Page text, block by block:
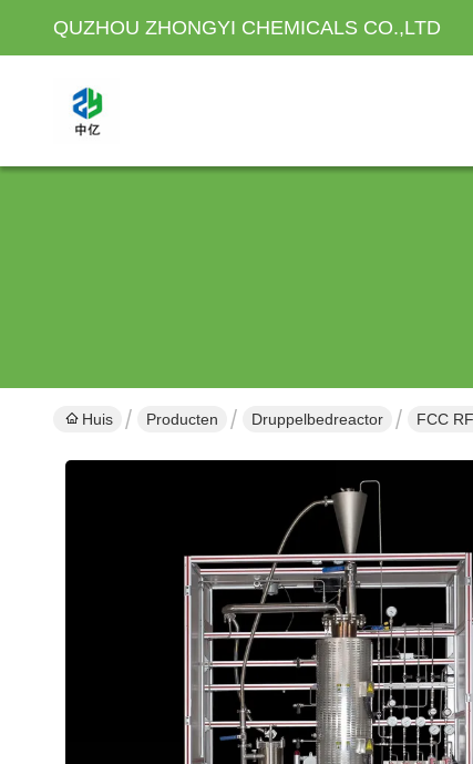
QUZHOU ZHONGYI CHEMICALS CO.,LTD
Huis Producten Druppelbedreactor FCC